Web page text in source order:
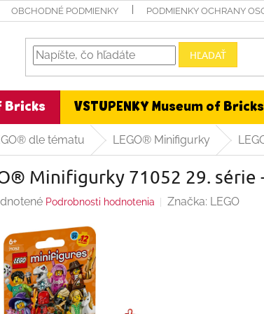
OBCHODNÉ PODMIENKY PODMIENKY OCHRANY
HĽADAŤ
Bricks VSTUPENKY Museum of Bricks
dle tématu LEGO® Minifigurky
Minifigurky 71052 29. série
Podrobnosti hodnotenia Značka: LEGO